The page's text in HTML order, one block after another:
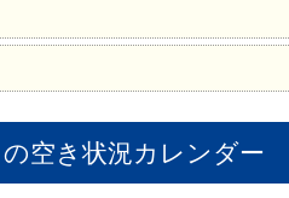
の空き状況カレンダー